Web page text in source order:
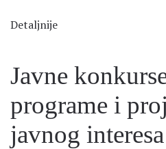
Detaljnije
Javne
programe i
javnog